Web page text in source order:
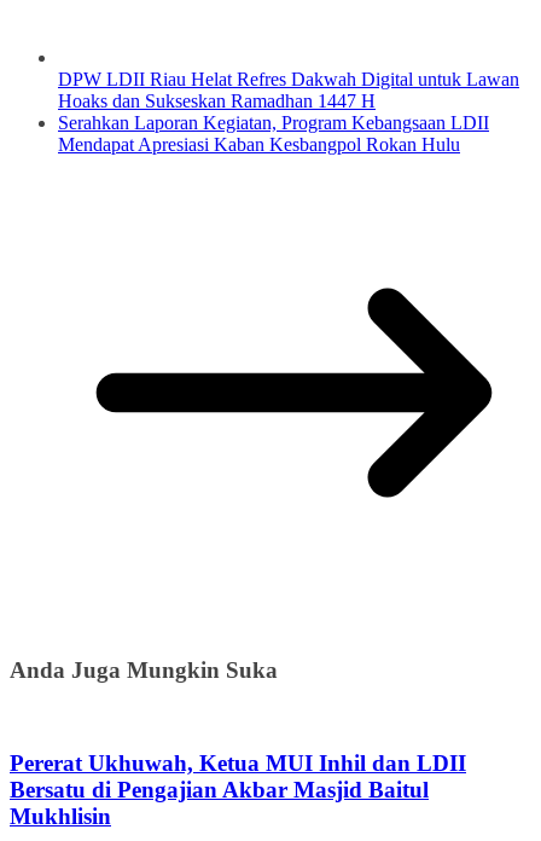
DPW LDII Riau Helat Refres Dakwah Digital untuk Lawan
Hoaks dan Sukseskan Ramadhan 1447 H
Serahkan Laporan Kegiatan, Program Kebangsaan LDII
Mendapat Apresiasi Kaban Kesbangpol Rokan Hulu
Anda Juga Mungkin Suka
Pererat Ukhuwah, Ketua MUI Inhil dan LDII
Bersatu di Pengajian Akbar Masjid Baitul
Mukhlisin